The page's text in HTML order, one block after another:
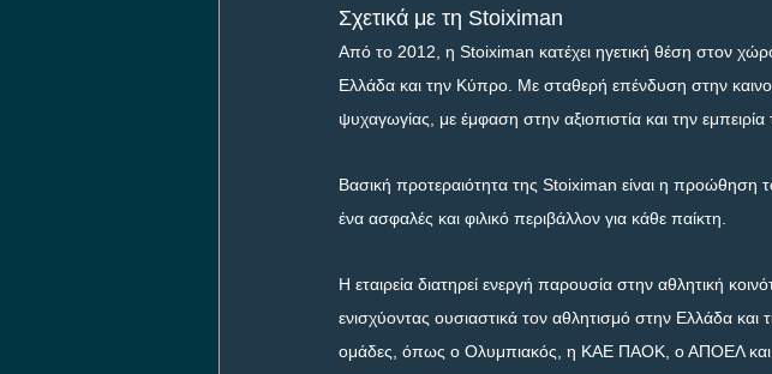
Σχετικά με τη Stoiximan
Από το 2012, η Stoiximan κατέχει ηγετική θέση στον
Ελλάδα και την Κύπρο. Με σταθερή επένδυση στην
ψυχαγωγίας, με έμφαση στην αξιοπιστία και την
Βασική προτεραιότητα της Stoiximan είναι η προώθηση
ένα ασφαλές και φιλικό περιβάλλον για κάθε παίκτη.
Η εταιρεία διατηρεί ενεργή παρουσία στην αθλητική
ενισχύοντας ουσιαστικά τον αθλητισμό στην Ελλάδα
ομάδες, όπως ο Ολυμπιακός, η ΚΑΕ ΠΑΟΚ, ο ΑΠΟΕΛ